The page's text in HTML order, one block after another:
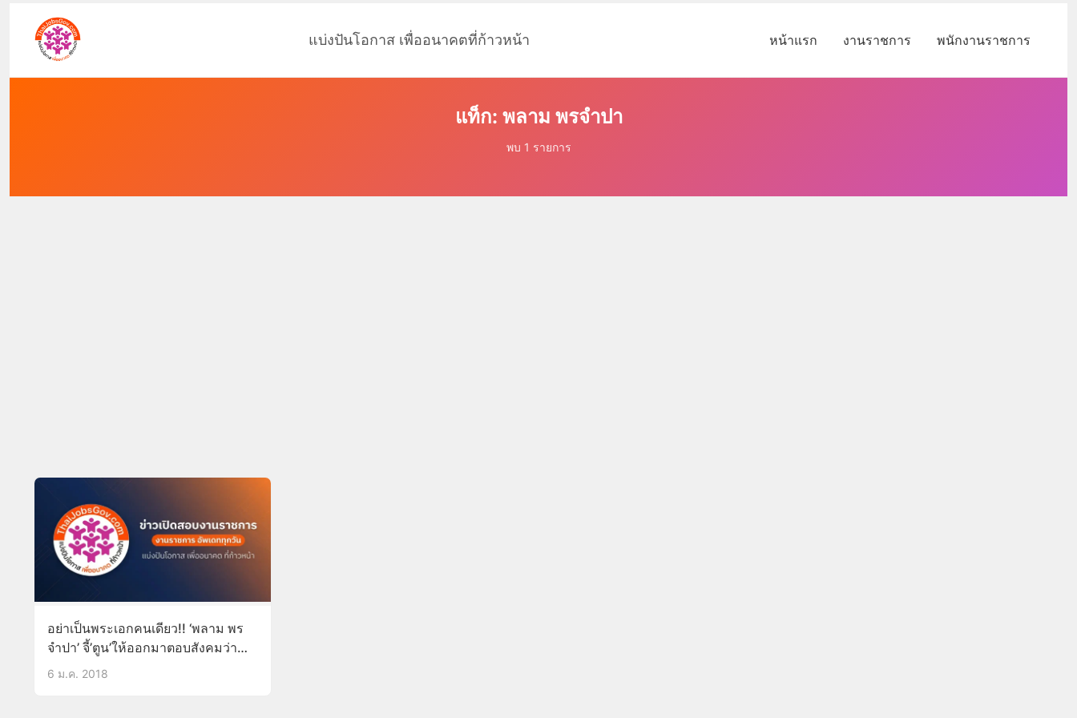
แบ่งปันโอกาส เพื่ออนาคตที่ก้าวหน้า หน้าแรก งานราชการ พนักงานราชการ
แท็ก: พลาม พรจำปา
พบ 1 รายการ
อย่าเป็นพระเอกคนเดียว!! ‘พลาม พร
จำปา’ จี้’ตูน’ให้ออกมาตอบสังคมว่า
ไม่ใช่คนแรกที่วิ่งเบตง-แม่สาย!!
6 ม.ค. 2018